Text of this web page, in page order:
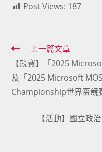
Post Views: 187
Read
more
articles
上一篇文章
【競賽】「2025
及「2025 Microsoft
Championship世界盃競
【活動】國立政